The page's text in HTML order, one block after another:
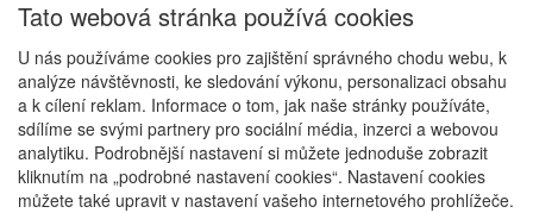
Tato webová stránka používá cookies
U nás používáme cookies pro zajištění správného chodu webu, k
analýze návštěvnosti, ke sledování výkonu, personalizaci obsahu
a k cílení reklam. Informace o tom, jak naše stránky používáte,
sdílíme se svými partnery pro sociální média, inzerci a webovou
analytiku. Podrobnější nastavení si můžete jednoduše zobrazit
kliknutím na „podrobné nastavení cookies“. Nastavení cookies
můžete také upravit v nastavení vašeho internetového prohlížeče.